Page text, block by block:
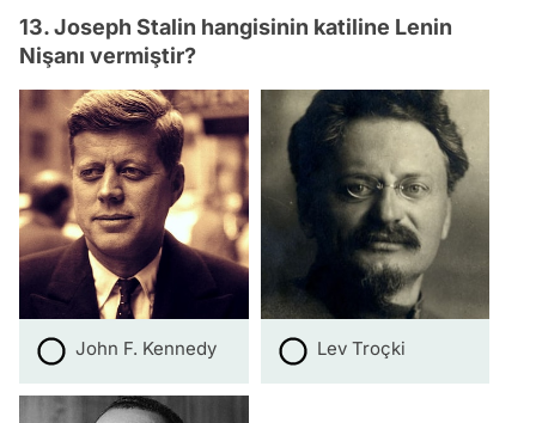
13. Joseph Stalin hangisinin katiline Lenin
Nişanı vermiştir?
John F. Kennedy Lev Troçki